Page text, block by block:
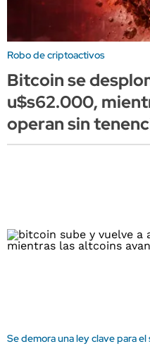
Robo de criptoactivos
Bitcoin se
u$s62.000,
operan sin
Se demora una ley clave para el